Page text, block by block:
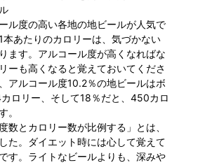
ル度の高い各地の地ビールが人気で
本あたりのカロリーは、気づかない
ます。アルコール度が高くなればな
ーも高くなると覚えておいてくださ
アルコール度10.2％の地ビールはボ
カロリー、そして18％だと、450カロ
。
数とカロリー数が比例する」とは、
た。ダイエット時には心して覚えて
す。ライトなビールよりも、深みや